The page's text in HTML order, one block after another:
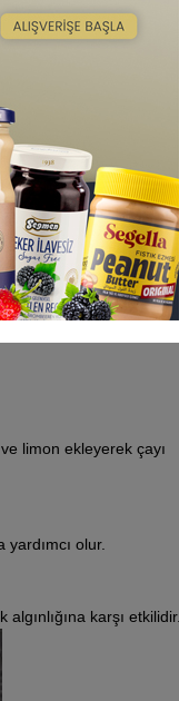
limon ekleyerek çayı
olur.
karşı etkilidir.